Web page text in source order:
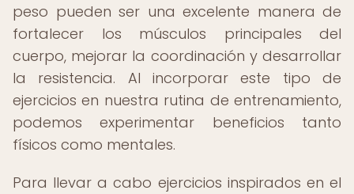
peso pueden ser una excelente manera de
fortalecer los músculos principales del
cuerpo, mejorar la coordinación y desarrollar
la resistencia. Al incorporar este tipo de
ejercicios en nuestra rutina de entrenamiento,
podemos experimentar beneficios tanto
físicos como mentales.
Para llevar a cabo ejercicios inspirados en el